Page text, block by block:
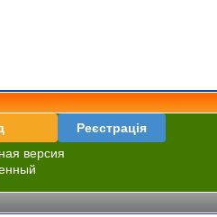
Реєстрація
версия